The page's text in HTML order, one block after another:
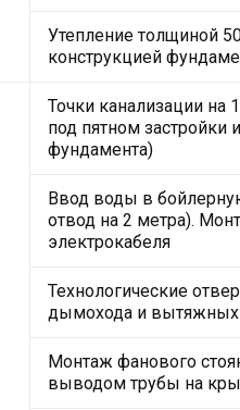
Утепление толщиной
конструкцией
Точки канализации на
под пятном застройки
фундамента)
Ввод воды в
отвод на 2 метра).
электрокабеля
Технологические
дымохода и вытяжных
Монтаж фанового
выводом трубы на